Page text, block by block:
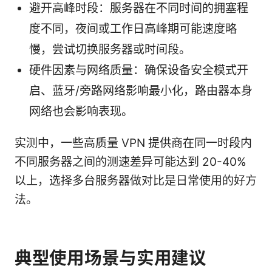
避开高峰时段：服务器在不同时间的拥塞程
度不同，夜间或工作日高峰期可能速度略
慢，尝试切换服务器或时间段。
硬件因素与网络质量：确保设备安全模式开
启、蓝牙/旁路网络影响最小化，路由器本身
网络也会影响表现。
实测中，一些高质量 VPN 提供商在同一时段内
不同服务器之间的测速差异可能达到 20-40%
以上，选择多台服务器做对比是日常使用的好方
法。
典型使用场景与实用建议